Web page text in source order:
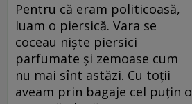
Pentru că eram politicoasă,
luam o piersică. Vara se
coceau niște piersici
parfumate și zemoase cum
nu mai sînt astăzi. Cu toții
aveam prin bagaje cel puțin o